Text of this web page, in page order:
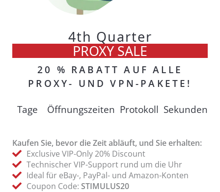
4th Quarter
PROXY SALE
20 % RABATT AUF ALLE
PROXY- UND VPN-PAKETE!
Tage Öffnungszeiten Protokoll Sekunden
Kaufen Sie, bevor die Zeit abläuft, und Sie erhalten:
Exclusive VIP-Only 20% Discount
Technischer VIP-Support rund um die Uhr
Ideal für eBay-, PayPal- und Amazon-Konten
Coupon Code: STIMULUS20